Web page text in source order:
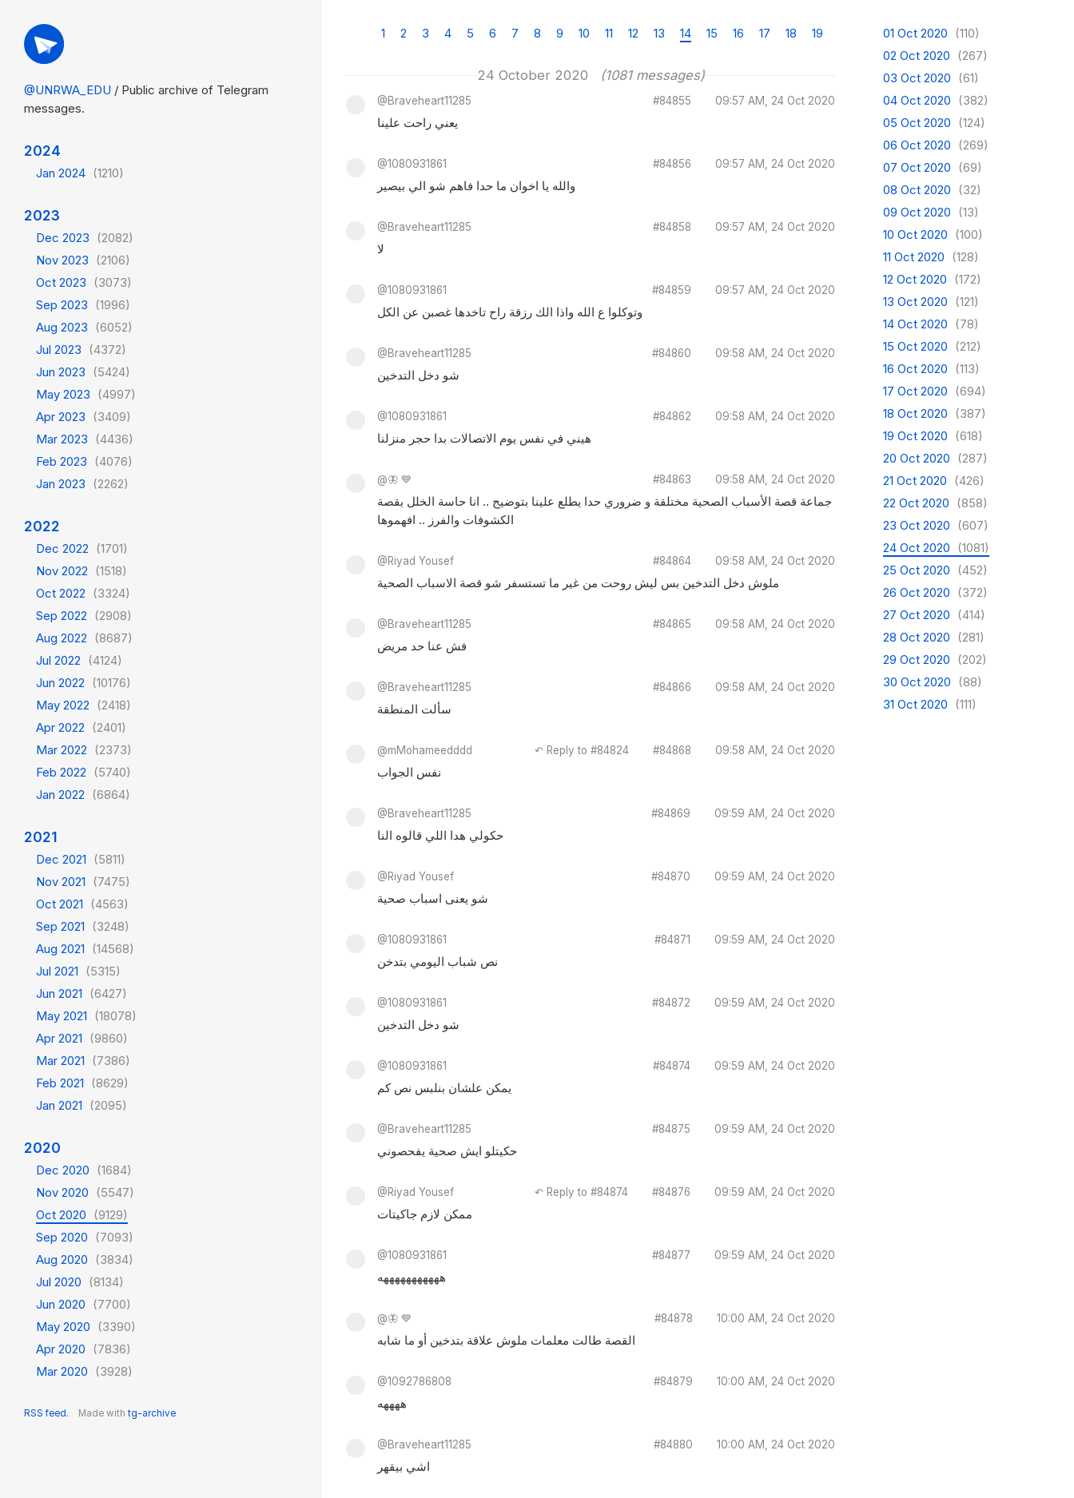
@UNRWA_EDU / Public archive of Telegram
messages.
2024
Jan 2024 (1210)
2023
Dec 2023 (2082)
Nov 2023 (2106)
Oct 2023 (3073)
Sep 2023 (1996)
Aug 2023 (6052)
Jul 2023 (4372)
Jun 2023 (5424)
May 2023 (4997)
Apr 2023 (3409)
Mar 2023 (4436)
Feb 2023 (4076)
Jan 2023 (2262)
2022
Dec 2022 (1701)
Nov 2022 (1518)
Oct 2022 (3324)
Sep 2022 (2908)
Aug 2022 (8687)
Jul 2022 (4124)
Jun 2022 (10176)
May 2022 (2418)
Apr 2022 (2401)
Mar 2022 (2373)
Feb 2022 (5740)
Jan 2022 (6864)
2021
Dec 2021 (5811)
Nov 2021 (7475)
Oct 2021 (4563)
Sep 2021 (3248)
Aug 2021 (14568)
Jul 2021 (5315)
Jun 2021 (6427)
May 2021 (18078)
Apr 2021 (9860)
Mar 2021 (7386)
Feb 2021 (8629)
Jan 2021 (2095)
2020
Dec 2020 (1684)
Nov 2020 (5547)
Oct 2020 (9129)
Sep 2020 (7093)
Aug 2020 (3834)
Jul 2020 (8134)
Jun 2020 (7700)
May 2020 (3390)
Apr 2020 (7836)
Mar 2020 (3928)
RSS feed. Made with tg-archive
1 2 3 4 5 6 7 8 9 10 11 12 13 14 15 16 17 18 19
24 October 2020 (1081 messages)
@Braveheart11285 #84855 09:57 AM, 24 Oct 2020
يعني راحت علينا
@1080931861 #84856 09:57 AM, 24 Oct 2020
والله يا اخوان ما حدا فاهم شو الي بيصير
@Braveheart11285 #84858 09:57 AM, 24 Oct 2020
لا
@1080931861 #84859 09:57 AM, 24 Oct 2020
وتوكلوا ع الله واذا الك رزقة راح تاخدها غصبن عن الكل
@Braveheart11285 #84860 09:58 AM, 24 Oct 2020
شو دخل التدخين
@1080931861 #84862 09:58 AM, 24 Oct 2020
هيني في نفس يوم الاتصالات بدا حجر منزلنا
@🦋 💙 #84863 09:58 AM, 24 Oct 2020
جماعة قصة الأسباب الصحية مختلقة و ضروري حدا يطلع علينا بتوضيح .. انا حاسة الخلل بقصة
الكشوفات والفرز .. افهموها
@Riyad Yousef #84864 09:58 AM, 24 Oct 2020
ملوش دخل التدخين بس ليش روحت من غير ما تستسفر شو قصة الاسباب الصحية
@Braveheart11285 #84865 09:58 AM, 24 Oct 2020
فش عنا حد مريض
@Braveheart11285 #84866 09:58 AM, 24 Oct 2020
سألت المنطقة
@mMohameedddd ↶ Reply to #84824 #84868 09:58 AM, 24 Oct 2020
نفس الجواب
@Braveheart11285 #84869 09:59 AM, 24 Oct 2020
حكولي هدا اللي قالوه النا
@Riyad Yousef #84870 09:59 AM, 24 Oct 2020
شو يعنى اسباب صحية
@1080931861 #84871 09:59 AM, 24 Oct 2020
نص شباب اليومي بتدخن
@1080931861 #84872 09:59 AM, 24 Oct 2020
شو دخل التدخين
@1080931861 #84874 09:59 AM, 24 Oct 2020
يمكن علشان بنلبس نص كم
@Braveheart11285 #84875 09:59 AM, 24 Oct 2020
حكيتلو ايش صحية يفحصوني
@Riyad Yousef ↶ Reply to #84874 #84876 09:59 AM, 24 Oct 2020
ممكن لازم جاكيتات
@1080931861 #84877 09:59 AM, 24 Oct 2020
هههههههههههه
@🦋 💙 #84878 10:00 AM, 24 Oct 2020
القصة طالت معلمات ملوش علاقة بتدخين أو ما شابه
@1092786808 #84879 10:00 AM, 24 Oct 2020
ههههه
@Braveheart11285 #84880 10:00 AM, 24 Oct 2020
اشي بيقهر
01 Oct 2020 (110)
02 Oct 2020 (267)
03 Oct 2020 (61)
04 Oct 2020 (382)
05 Oct 2020 (124)
06 Oct 2020 (269)
07 Oct 2020 (69)
08 Oct 2020 (32)
09 Oct 2020 (13)
10 Oct 2020 (100)
11 Oct 2020 (128)
12 Oct 2020 (172)
13 Oct 2020 (121)
14 Oct 2020 (78)
15 Oct 2020 (212)
16 Oct 2020 (113)
17 Oct 2020 (694)
18 Oct 2020 (387)
19 Oct 2020 (618)
20 Oct 2020 (287)
21 Oct 2020 (426)
22 Oct 2020 (858)
23 Oct 2020 (607)
24 Oct 2020 (1081)
25 Oct 2020 (452)
26 Oct 2020 (372)
27 Oct 2020 (414)
28 Oct 2020 (281)
29 Oct 2020 (202)
30 Oct 2020 (88)
31 Oct 2020 (111)